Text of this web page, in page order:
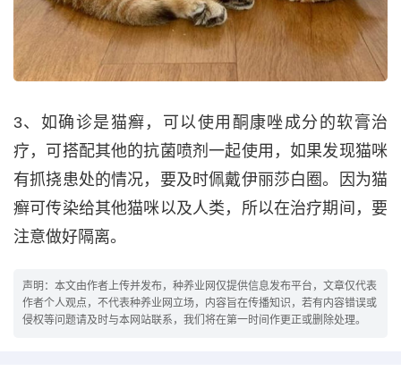
3、如确诊是猫癣，可以使用酮康唑成分的软膏治
疗，可搭配其他的抗菌喷剂一起使用，如果发现猫咪
有抓挠患处的情况，要及时佩戴伊丽莎白圈。因为猫
癣可传染给其他猫咪以及人类，所以在治疗期间，要
注意做好隔离。
声明：本文由作者上传并发布，种养业网仅提供信息发布平台，文章仅代表
作者个人观点，不代表种养业网立场，内容旨在传播知识，若有内容错误或
侵权等问题请及时与本网站联系，我们将在第一时间作更正或删除处理。